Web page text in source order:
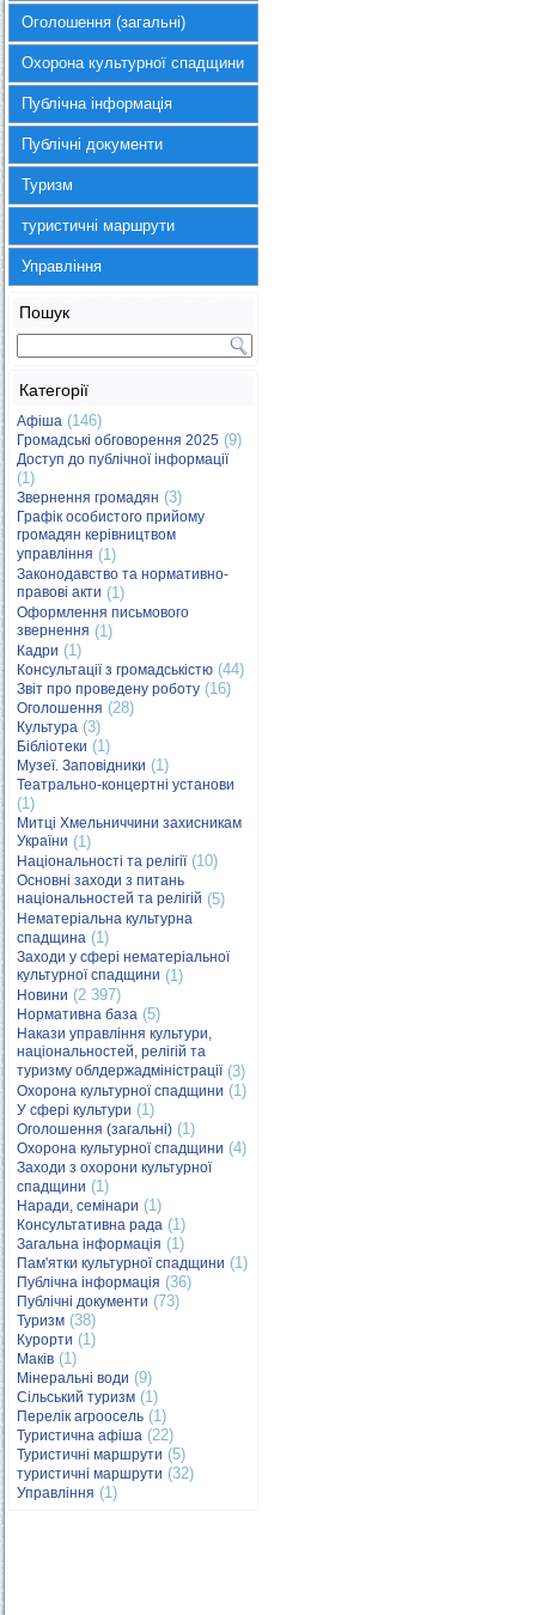
Оголошення (загальні)
Охорона культурної спадщини
Публічна інформація
Публічні документи
Туризм
туристичні маршрути
Управління
Пошук
Категорії
Афіша (146)
Громадські обговорення 2025 (9)
Доступ до публічної інформації
(1)
Звернення громадян (3)
Графік особистого прийому
громадян керівництвом
управління (1)
Законодавство та нормативно-
правові акти (1)
Оформлення письмового
звернення (1)
Кадри (1)
Консультації з громадськістю (44)
Звіт про проведену роботу (16)
Оголошення (28)
Культура (3)
Бібліотеки (1)
Музеї. Заповідники (1)
Театрально-концертні установи
(1)
Митці Хмельниччини захисникам
України (1)
Національності та релігії(10)
Основні заходи з питань
національностей та релігій (5)
Нематеріальна культурна
спадщина (1)
Заходи у сфері нематеріальної
культурної спадщини (1)
Новини (2 397)
Нормативна база (5)
Накази управління культури,
національностей, релігій та
туризму облдержадміністрації(3)
Охорона культурної спадщини (1)
У сфері культури (1)
Оголошення (загальні) (1)
Охорона культурної спадщини (4)
Заходи з охорони культурної
спадщини (1)
Наради, семінари (1)
Консультативна рада (1)
Загальна інформація (1)
Пам'ятки культурної спадщини (1)
Публічна інформація (36)
Публічні документи (73)
Туризм (38)
Курорти (1)
Маків (1)
Мінеральні води (9)
Сільський туризм (1)
Перелік агроосель (1)
Туристична афіша (22)
Туристичні маршрути (5)
туристичні маршрути (32)
Управління (1)